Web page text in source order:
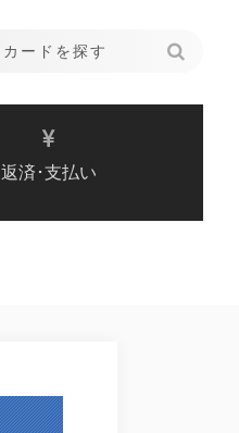
返済･支払い